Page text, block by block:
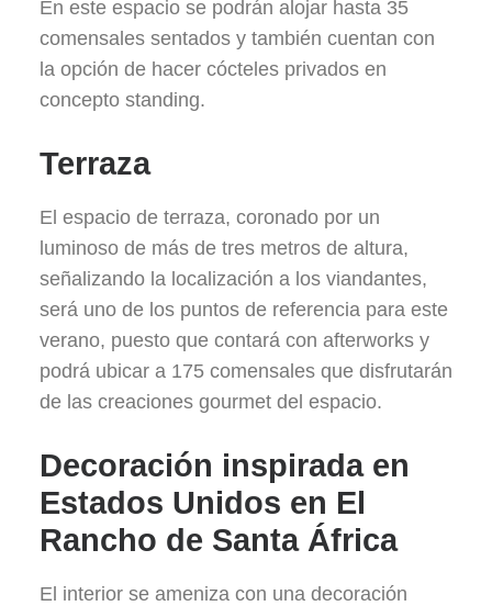
En este espacio se podrán alojar hasta 35
comensales sentados y también cuentan con
la opción de hacer cócteles privados en
concepto standing.
Terraza
El espacio de terraza, coronado por un
luminoso de más de tres metros de altura,
señalizando la localización a los viandantes,
será uno de los puntos de referencia para este
verano, puesto que contará con afterworks y
podrá ubicar a 175 comensales que disfrutarán
de las creaciones gourmet del espacio.
Decoración inspirada en
Estados Unidos en El
Rancho de Santa África
El interior se ameniza con una decoración